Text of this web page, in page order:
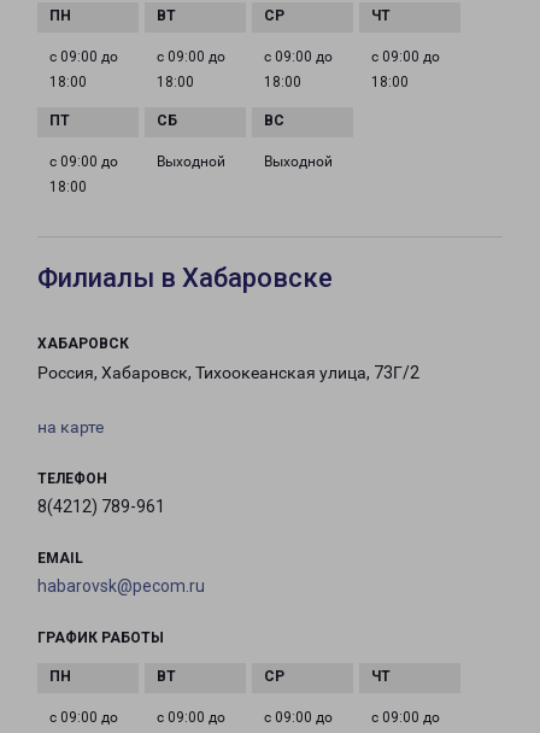
с 09:00 до
18:00
с 09:00 до
18:00
с 09:00 до
18:00
с 09:00 до
18:00
с 09:00 до
18:00
Выходной Выходной
Филиалы в Хабаровске
ХАБАРОВСК
Россия, Хабаровск, Тихоокеанская улица, 73Г/2
на карте
ТЕЛЕФОН
8(4212) 789-961
EMAIL
habarovsk@pecom.ru
ГРАФИК РАБОТЫ
с 09:00 до с 09:00 до с 09:00 до с 09:00 до